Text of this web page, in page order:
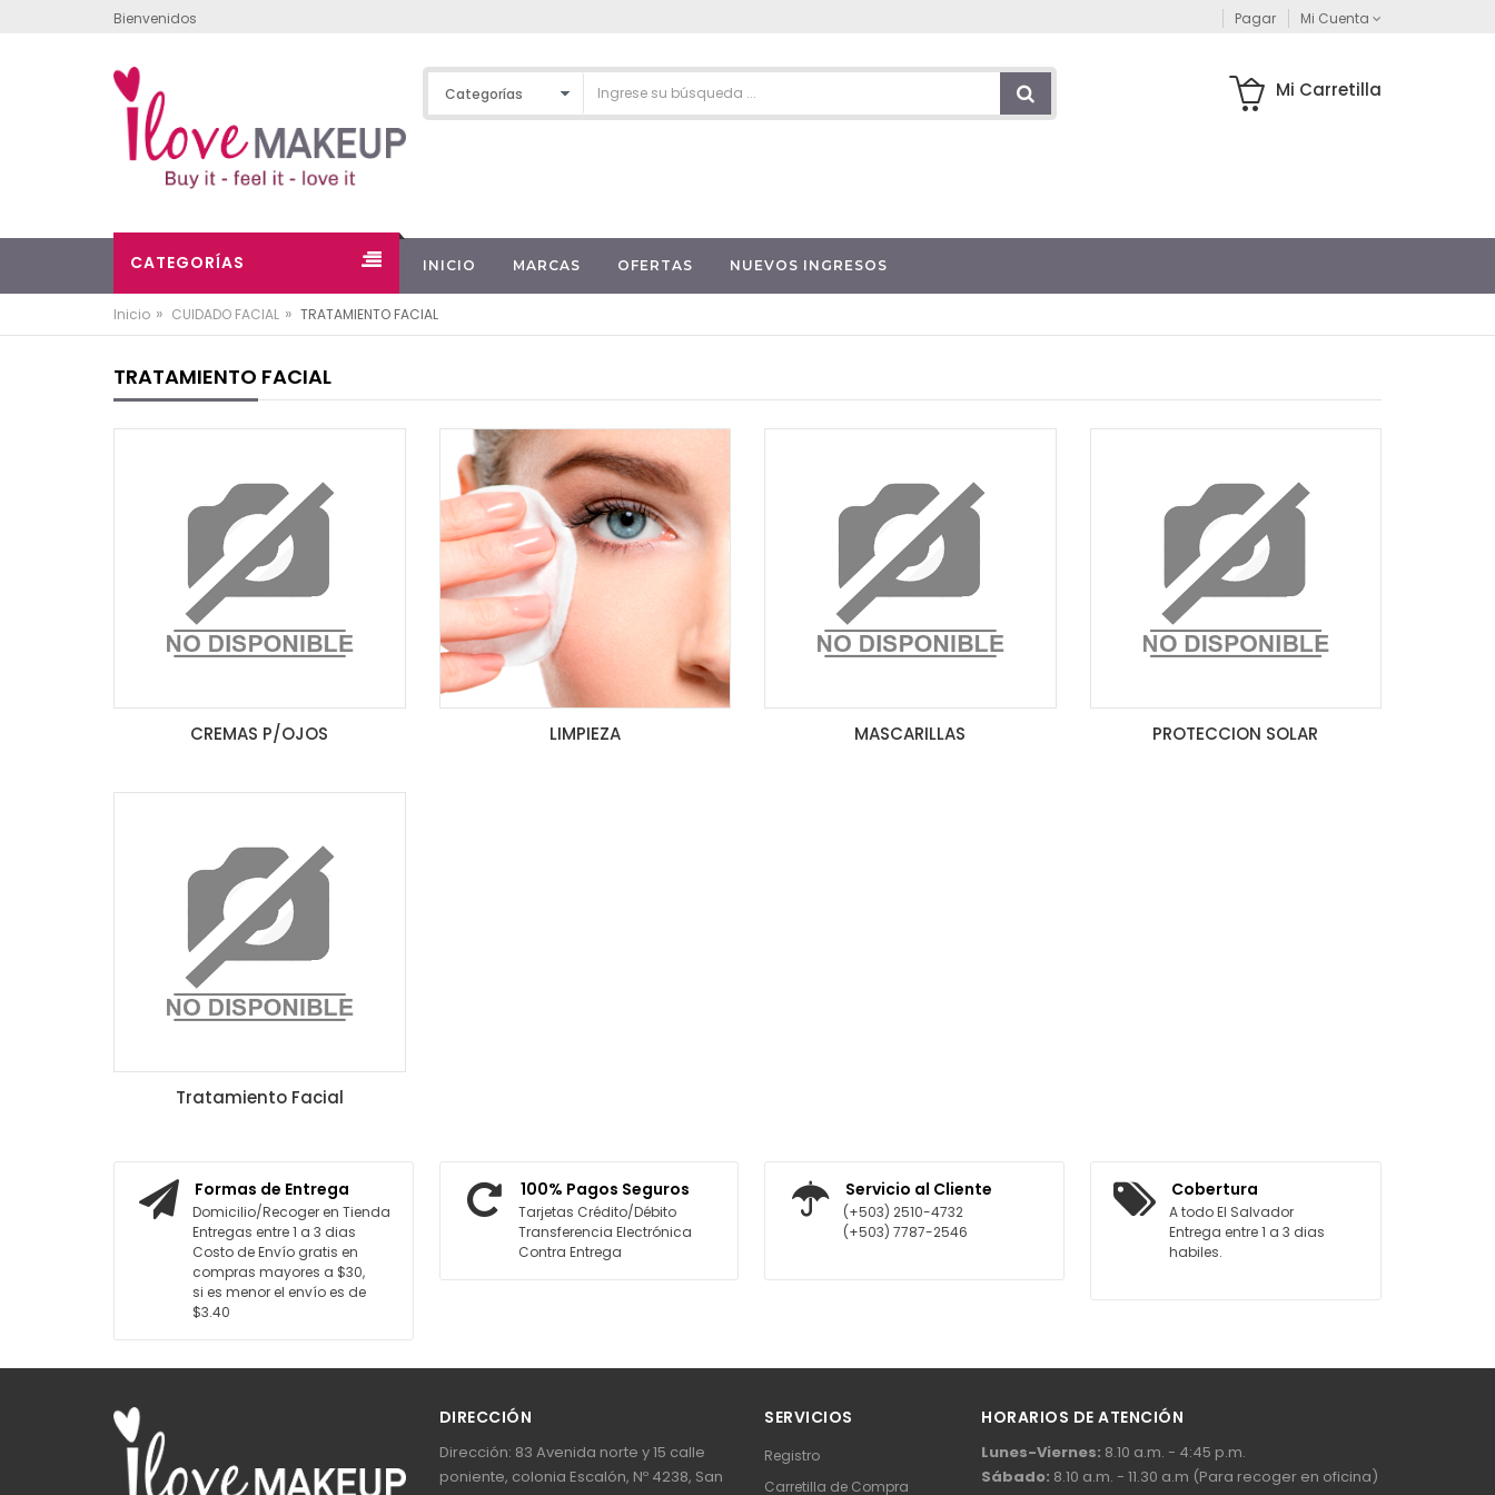
Bienvenidos Pagar Mi Cuenta
Mi Carretilla
CATEGORÍAS INICIO MARCAS OFERTAS NUEVOS INGRESOS
Inicio » CUIDADO FACIAL » TRATAMIENTO FACIAL
TRATAMIENTO FACIAL
CREMAS P/OJOS LIMPIEZA MASCARILLAS PROTECCION SOLAR
Tratamiento Facial
Formas de Entrega
Domicilio/Recoger en Tienda
Entregas entre 1 a 3 dias
Costo de Envío gratis en
compras mayores a $30,
si es menor el envío es de
$3.40
100% Pagos Seguros
Tarjetas Crédito/Débito
Transferencia Electrónica
Contra Entrega
Servicio al Cliente
(+503) 2510-4732
(+503) 7787-2546
Cobertura
A todo El Salvador
Entrega entre 1 a 3 dias
habiles.
DIRECCIÓN
Dirección: 83 Avenida norte y 15 calle
poniente, colonia Escalón, Nº 4238, San
SERVICIOS
Registro
Carretilla de Compra
HORARIOS DE ATENCIÓN
Lunes-Viernes: 8.10 a.m. - 4:45 p.m.
Sábado: 8.10 a.m. - 11.30 a.m (Para recoger en oficina)